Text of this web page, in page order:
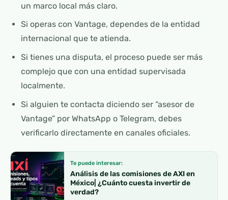
un marco local más claro.
Si operas con Vantage, dependes de la entidad
internacional que te atienda.
Si tienes una disputa, el proceso puede ser más
complejo que con una entidad supervisada
localmente.
Si alguien te contacta diciendo ser “asesor de
Vantage” por WhatsApp o Telegram, debes
verificarlo directamente en canales oficiales.
Te puede interesar:
Análisis de las comisiones de AXI en
México| ¿Cuánto cuesta invertir de
verdad?